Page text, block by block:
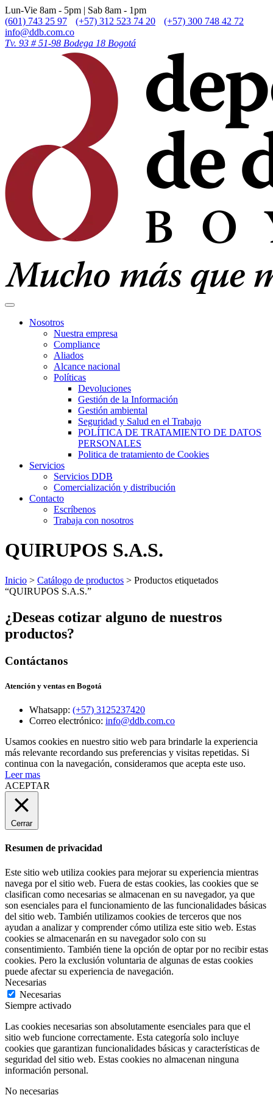
Lun-Vie 8am - 5pm | Sab 8am - 1pm
(601) 743 25 97
(+57) 312 523 74 20
(+57) 300 748 42 72
info@ddb.com.co
Tv. 93 # 51-98 Bodega 18 Bogotá
Nosotros
Nuestra empresa
Compliance
Aliados
Alcance nacional
Políticas
Devoluciones
Gestión de la Información
Gestión ambiental
Seguridad y Salud en el Trabajo
POLÍTICA DE TRATAMIENTO DE DATOS
PERSONALES
Politica de tratamiento de Cookies
Servicios
Servicios DDB
Comercialización y distribución
Contacto
Escríbenos
Trabaja con nosotros
QUIRUPOS S.A.S.
Inicio > Catálogo de productos > Productos etiquetados
“QUIRUPOS S.A.S.”
¿Deseas cotizar alguno de nuestros
productos?
Contáctanos
Atención y ventas en Bogotá
Whatsapp: (+57) 3125237420
Correo electrónico: info@ddb.com.co
Usamos cookies en nuestro sitio web para brindarle la experiencia
más relevante recordando sus preferencias y visitas repetidas. Si
continua con la navegación, consideramos que acepta este uso.
Leer mas
ACEPTAR
Cerrar
Resumen de privacidad
Este sitio web utiliza cookies para mejorar su experiencia mientras
navega por el sitio web. Fuera de estas cookies, las cookies que se
clasifican como necesarias se almacenan en su navegador, ya que
son esenciales para el funcionamiento de las funcionalidades básicas
del sitio web. También utilizamos cookies de terceros que nos
ayudan a analizar y comprender cómo utiliza este sitio web. Estas
cookies se almacenarán en su navegador solo con su
consentimiento. También tiene la opción de optar por no recibir estas
cookies. Pero la exclusión voluntaria de algunas de estas cookies
puede afectar su experiencia de navegación.
Necesarias
Necesarias
Siempre activado
Las cookies necesarias son absolutamente esenciales para que el
sitio web funcione correctamente. Esta categoría solo incluye
cookies que garantizan funcionalidades básicas y características de
seguridad del sitio web. Estas cookies no almacenan ninguna
información personal.
No necesarias